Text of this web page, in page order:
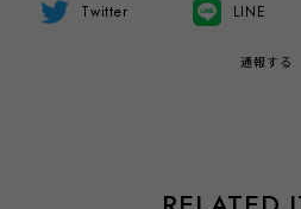
Twitter LINE
通報する